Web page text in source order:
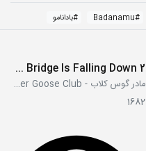
#
Badanamu
#بادانامو
London Bridge Is Falling Down 2
مادر گوس کلاب - Mother Goose Club
1682